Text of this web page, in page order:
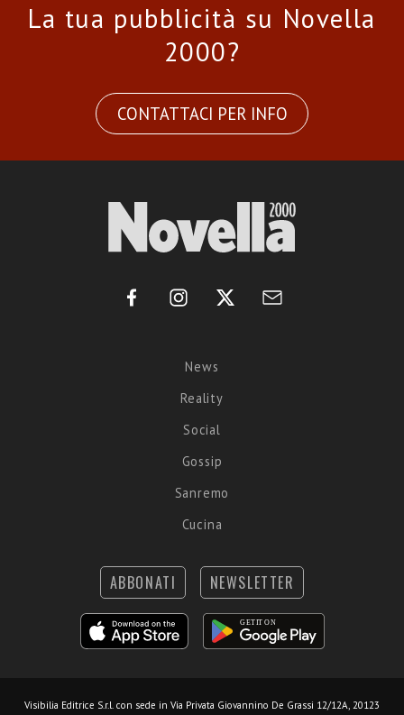
La tua pubblicità su Novella
2000?
CONTATTACI PER INFO
News
Reality
Social
Gossip
Sanremo
Cucina
ABBONATI NEWSLETTER
Visibilia Editrice S.r.l. con sede in Via Privata Giovannino De Grassi 12/12A, 20123